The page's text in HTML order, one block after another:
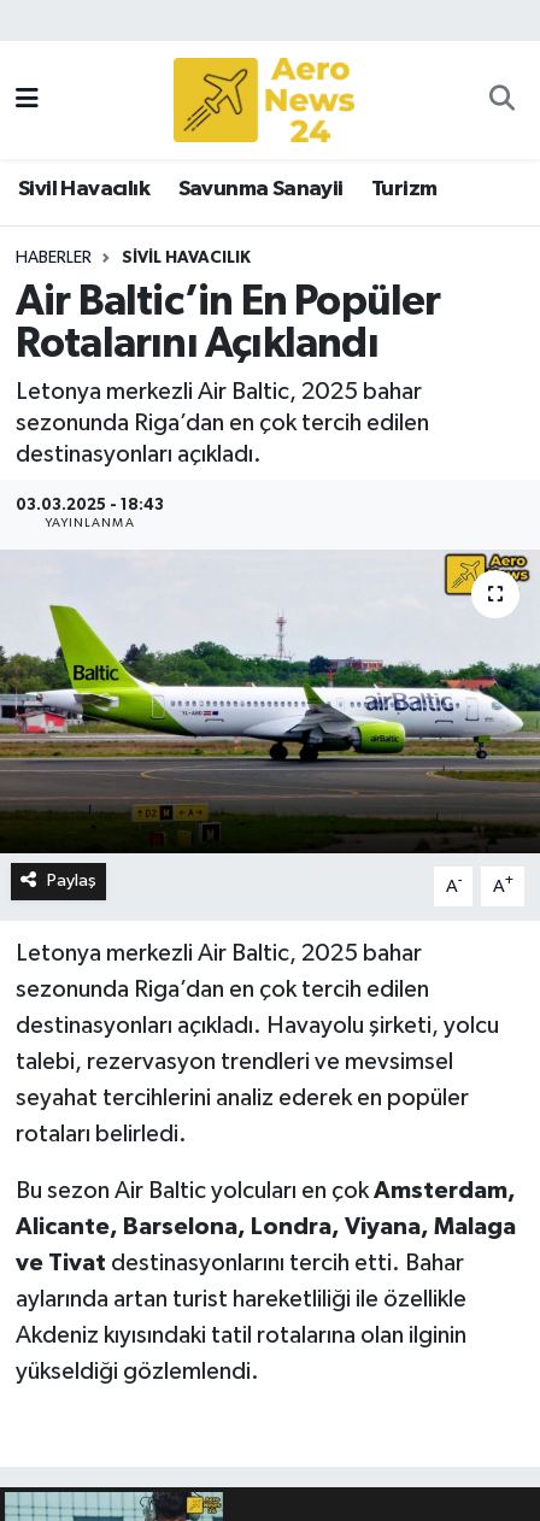
Sivil Havacılık Savunma Sanayii Turizm
HABERLER SIVIL HAVACILIK
Air Baltic’in En Popüler
Rotalarını Açıklandı
Letonya merkezli Air Baltic, 2025 bahar
sezonunda Riga’dan en çok tercih edilen
destinasyonları açıkladı.
03.03.2025 - 18:43
YAYINLANMA
Paylaş A- A+
Letonya merkezli Air Baltic, 2025 bahar
sezonunda Riga’dan en çok tercih edilen
destinasyonları açıkladı. Havayolu şirketi, yolcu
talebi, rezervasyon trendleri ve mevsimsel
seyahat tercihlerini analiz ederek en popüler
rotaları belirledi.
Bu sezon Air Baltic yolcuları en çokAmsterdam,
Alicante, Barselona, Londra, Viyana, Malaga
ve Tivat destinasyonlarını tercih etti. Bahar
aylarında artan turist hareketliliği ile özellikle
Akdeniz kıyısındaki tatil rotalarına olan ilginin
yükseldiği gözlemlendi.